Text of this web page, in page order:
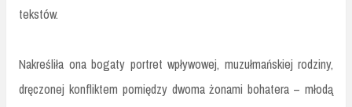
tekstów.
Nakreśliła ona bogaty portret wpływowej, muzułmańskiej rodziny,
dręczonej konfliktem pomiędzy dwoma żonami bohatera – młodą